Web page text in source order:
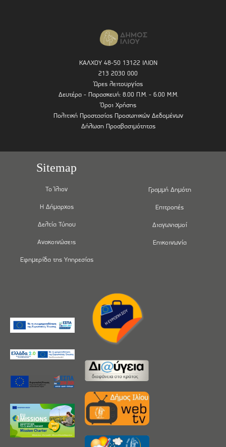
ΚΑΛΧΟΥ 48-50 13122 ΙΛΙΟΝ
213 2030 000
Ώρες λειτουργίας
Δευτέρα - Παρασκευή: 8.00 Π.Μ. - 6.00 Μ.Μ.
Όροι Χρήσης
Πολιτική Προστασίας Προσωπικών Δεδομένων
Δήλωση Προσβασιμότητας
Sitemap
Το Ίλιον
Η Δήμαρχος
Δελτία Τύπου
Ανακοινώσεις
Εφημερίδα της Υπηρεσίας
Γραμμή Δημότη
Επιτροπές
Διαγωνισμοί
Επικοινωνία